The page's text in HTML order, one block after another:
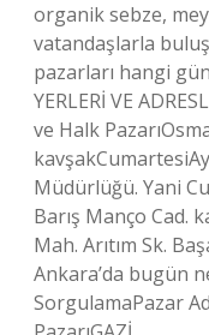
organik sebze,
vatandaşlarla
pazarları hangi
YERLERİ VE
ve Halk
Müdürlüğü. Yani
Barış Manço Cad.
Mah. Arıtım Sk.
Ankara’da bugün
SorgulamaPazar